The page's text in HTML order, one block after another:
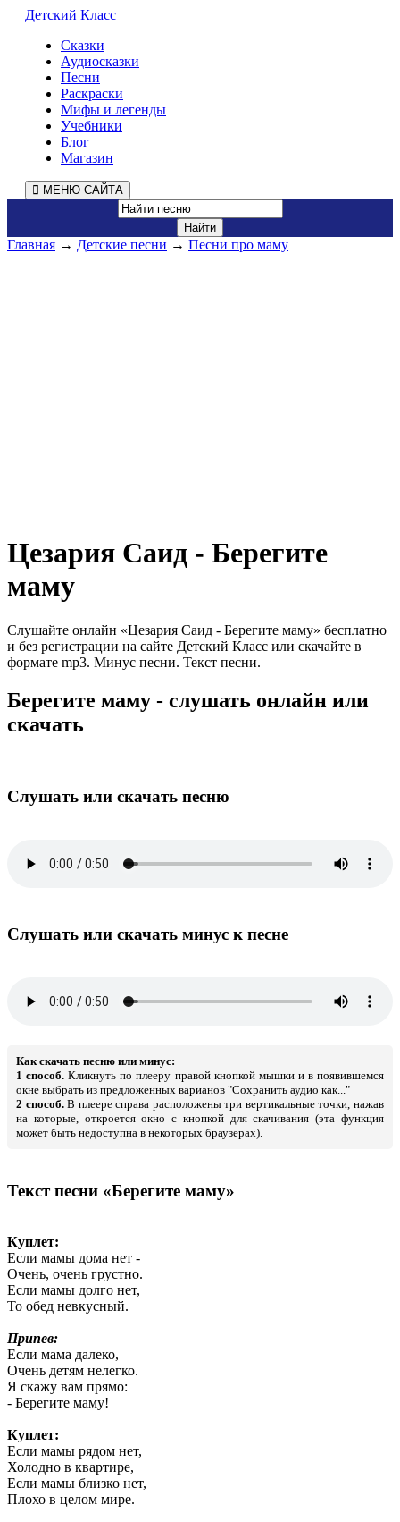
Детский Класс
Сказки
Аудиосказки
Песни
Раскраски
Мифы и легенды
Учебники
Блог
Магазин
МЕНЮ САЙТА
Главная → Детские песни → Песни про маму
Цезария Саид - Берегите
маму
Слушайте онлайн «Цезария Саид - Берегите маму» бесплатно
и без регистрации на сайте Детский Класс или скачайте в
формате mp3. Минус песни. Текст песни.
Берегите маму - слушать онлайн или
скачать
Слушать или скачать песню
Слушать или скачать минус к песне
Как скачать песню или минус:
1 способ. Кликнуть по плееру правой кнопкой мышки и в появившемся
окне выбрать из предложенных варианов "Сохранить аудио как..."
2 способ.В плеере справа расположены три вертикальные точки, нажав
на которые, откроется окно с кнопкой для скачивания (эта функция
может быть недоступна в некоторых браузерах).
Текст песни «Берегите маму»
Куплет:
Если мамы дома нет -
Очень, очень грустно.
Если мамы долго нет,
То обед невкусный.
Припев:
Если мама далеко,
Очень детям нелегко.
Я скажу вам прямо:
- Берегите маму!
Куплет:
Если мамы рядом нет,
Холодно в квартире,
Если мамы близко нет,
Плохо в целом мире.